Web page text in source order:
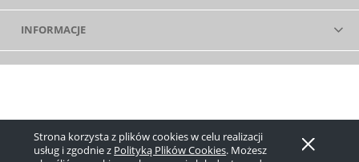
Strona korzysta z plików cookies w celu realizacji
usług i zgodnie z Polityką Plików Cookies. Możesz
INFORMACJE
Pokaż pełną wersję strony